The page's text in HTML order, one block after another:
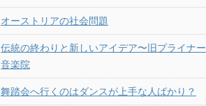
オーストリアの社会問題
伝統の終わりと新しいアイデア〜旧プライナー
音楽院
舞踏会へ行くのはダンスが上手な人ばかり？